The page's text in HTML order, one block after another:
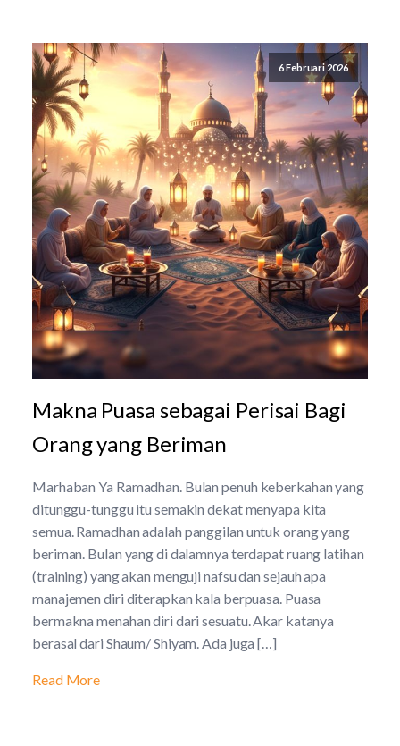
6 Februari 2026
Makna Puasa sebagai Perisai Bagi
Orang yang Beriman
Marhaban Ya Ramadhan. Bulan penuh keberkahan yang
ditunggu-tunggu itu semakin dekat menyapa kita
semua. Ramadhan adalah panggilan untuk orang yang
beriman. Bulan yang di dalamnya terdapat ruang latihan
(training) yang akan menguji nafsu dan sejauh apa
manajemen diri diterapkan kala berpuasa. Puasa
bermakna menahan diri dari sesuatu. Akar katanya
berasal dari Shaum/ Shiyam. Ada juga […]
Read More